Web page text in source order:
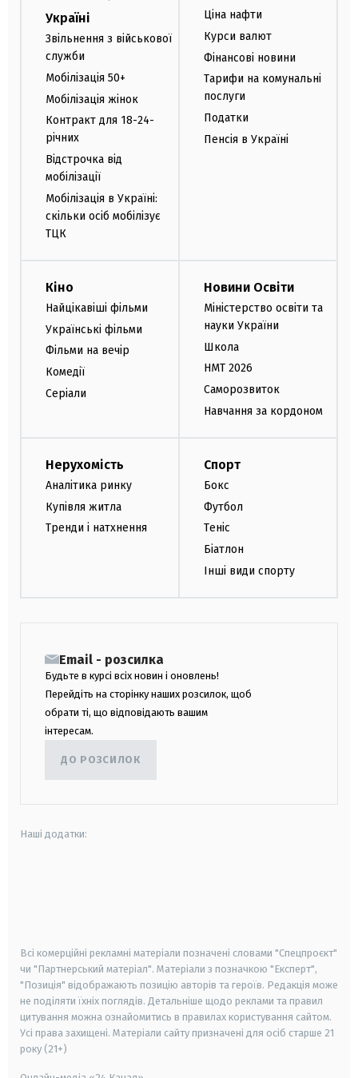
Україні
Звільнення з військової
служби
Мобілізація 50+
Мобілізація жінок
Контракт для 18-24-
річних
Відстрочка від
мобілізації
Мобілізація в Україні:
скільки осіб мобілізує
ТЦК
Ціна нафти
Курси валют
Фінансові новини
Тарифи на комунальні
послуги
Податки
Пенсія в Україні
Кіно
Найцікавіші фільми
Українські фільми
Фільми на вечір
Комедії
Серіали
Новини Освіти
Міністерство освіти та
науки України
Школа
НМТ 2026
Саморозвиток
Навчання за кордоном
Нерухомість
Аналітика ринку
Купівля житла
Тренди і натхнення
Спорт
Бокс
Футбол
Теніс
Біатлон
Інші види спорту
Email - розсилка
Будьте в курсі всіх новин і оновлень!
Перейдіть на сторінку наших розсилок, щоб
обрати ті, що відповідають вашим
інтересам.
ДО РОЗСИЛОК
Наші додатки:
Всі комерційні рекламні матеріали позначені словами "Спецпроєкт"
чи "Партнерський матеріал". Матеріали з позначкою "Експерт",
"Позиція" відображають позицію авторів та героїв. Редакція може
не поділяти їхніх поглядів. Детальніше щодо реклами та правил
цитування можна ознайомитись в правилах користування сайтом.
Усі права захищені. Матеріали сайту призначені для осіб старше 21
року (21+)